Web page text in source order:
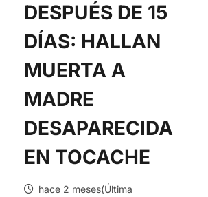
DESPUÉS DE 15
DÍAS: HALLAN
MUERTA A
MADRE
DESAPARECIDA
EN TOCACHE
hace 2 meses(Última